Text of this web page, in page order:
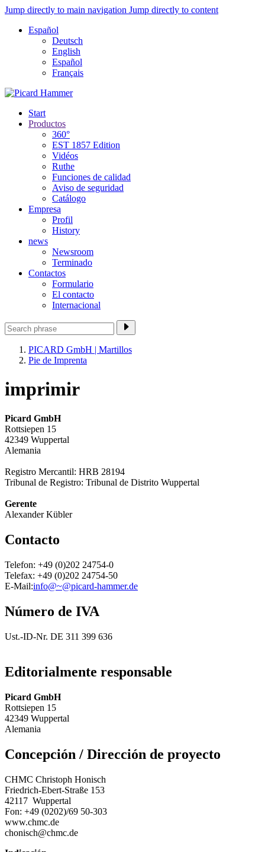
Jump directly to main navigation Jump directly to content
Español
Deutsch
English
Español
Français
Start
Productos
360°
EST 1857 Edition
Vidéos
Ruthe
Funciones de calidad
Aviso de seguridad
Catálogo
Empresa
Profil
History
news
Newsroom
Terminado
Contactos
Formulario
El contacto
Internacional
PICARD GmbH | Martillos
Pie de Imprenta
imprimir
Picard GmbH
Rottsiepen 15
42349 Wuppertal
Alemania
Registro Mercantil: HRB 28194
Tribunal de Registro: Tribunal de Distrito Wuppertal
Gerente
Alexander Kübler
Contacto
Telefon: +49 (0)202 24754-0
Telefax: +49 (0)202 24754-50
E-Mail:info@~@picard-hammer.de
Número de IVA
Ust.-ID-Nr. DE 311 399 636
Editorialmente responsable
Picard GmbH
Rottsiepen 15
42349 Wuppertal
Alemania
Concepción / Dirección de proyecto
CHMC Christoph Honisch
Friedrich-Ebert-Straße 153
42117 Wuppertal
Fon: +49 (0202)/69 50-303
www.chmc.de
chonisch@chmc.de